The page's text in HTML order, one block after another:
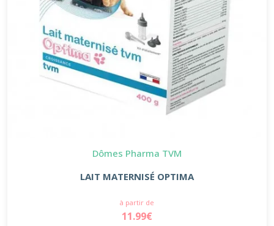
Dômes Pharma TVM
LAIT MATERNISÉ OPTIMA
à partir de
11.99€